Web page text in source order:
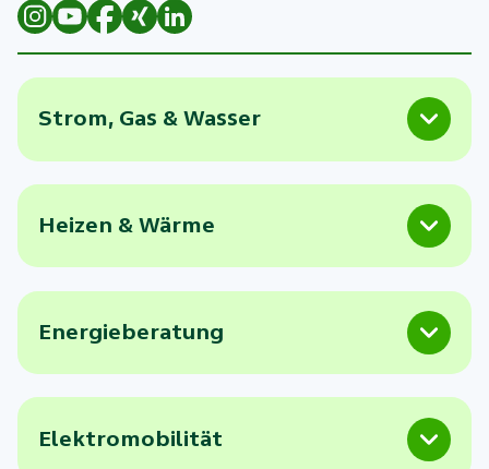
Strom, Gas & Wasser
Heizen & Wärme
Energieberatung
Elektromobilität